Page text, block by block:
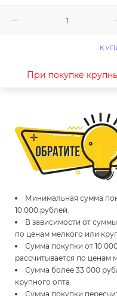
При покупке
Минимальная сумма
10 000 рублей.
В зависимости от
по ценам мелкого или
Сумма покупки от 10
рассчитывается по ценам
Сумма более 33 000
крупного опта.
Сумма покупки